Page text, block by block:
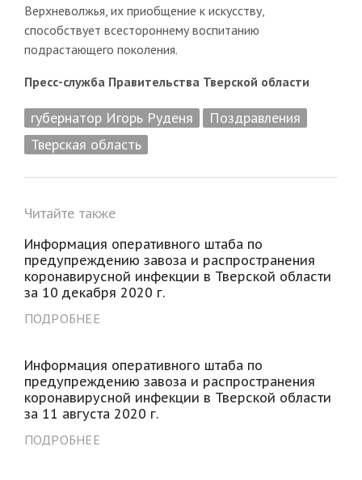
Верхневолжья, их приобщение к искусству,
способствует всестороннему воспитанию
подрастающего поколения.
Пресс-служба Правительства Тверской области
губернатор Игорь Руденя
Поздравления
Тверская область
Читайте также
Информация оперативного штаба по
предупреждению завоза и распространения
коронавирусной инфекции в Тверской области
за 10 декабря 2020 г.
ПОДРОБНЕЕ
Информация оперативного штаба по
предупреждению завоза и распространения
коронавирусной инфекции в Тверской области
за 11 августа 2020 г.
ПОДРОБНЕЕ